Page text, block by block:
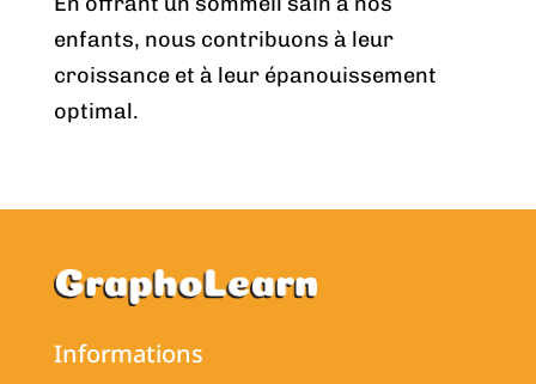
enfants, nous contribuons à leur
croissance et à leur épanouissement
optimal.
Informations